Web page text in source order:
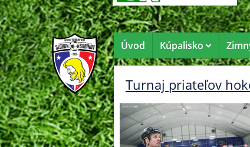
Úvod Kúpalisko
Turnaj priateľov